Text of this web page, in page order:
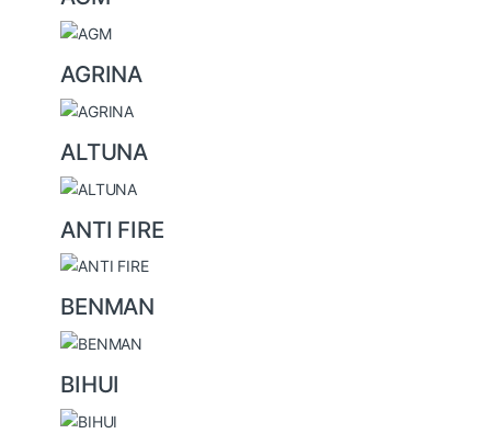
AGRINA
ALTUNA
ANTI FIRE
BENMAN
BIHUI